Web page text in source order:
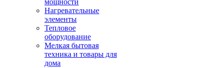
мощности
Нагревательные
элементы
Тепловое
оборудование
Мелкая бытовая
техника и товары для
дома